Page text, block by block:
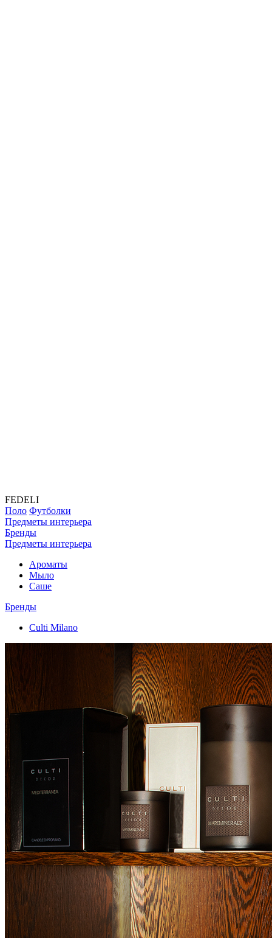
FEDELI
Поло Футболки
Предметы интерьера
Бренды
Предметы интерьера
Ароматы
Мыло
Саше
Бренды
Culti Milano